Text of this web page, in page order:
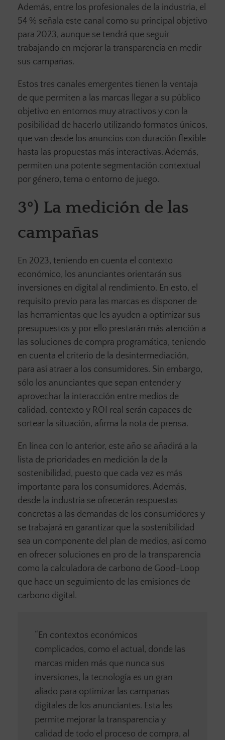
Además, entre los profesionales de la industria, el
54 % señala este canal como su principal objetivo
para 2023, aunque se tendrá que seguir
trabajando en mejorar la transparencia en medir
sus campañas.
Estos tres canales emergentes tienen la ventaja
de que permiten a las marcas llegar a su público
objetivo en entornos muy atractivos y con la
posibilidad de hacerlo utilizando formatos únicos,
que van desde los anuncios con duración flexible
hasta las propuestas más interactivas. Además,
permiten una potente segmentación contextual
por género, tema o entorno de juego.
3º) La medición de las
campañas
En 2023, teniendo en cuenta el contexto
económico, los anunciantes orientarán sus
inversiones en digital al rendimiento. En esto, el
requisito previo para las marcas es disponer de
las herramientas que les ayuden a optimizar sus
presupuestos y por ello prestarán más atención a
las soluciones de compra programática, teniendo
en cuenta el criterio de la desintermediación,
para así atraer a los consumidores. Sin embargo,
sólo los anunciantes que sepan entender y
aprovechar la interacción entre medios de
calidad, contexto y ROI real serán capaces de
sortear la situación, afirma la nota de prensa.
En línea con lo anterior, este año se añadirá a la
lista de prioridades en medición la de la
sostenibilidad, puesto que cada vez es más
importante para los consumidores. Además,
desde la industria se ofrecerán respuestas
concretas a las demandas de los consumidores y
se trabajará en garantizar que la sostenibilidad
sea un componente del plan de medios, así como
en ofrecer soluciones en pro de la transparencia
como la calculadora de carbono de Good-Loop
que hace un seguimiento de las emisiones de
carbono digital.
“En contextos económicos
complicados, como el actual, donde las
marcas miden más que nunca sus
inversiones, la tecnología es un gran
aliado para optimizar las campañas
digitales de los anunciantes. Esta les
permite mejorar la transparencia y
calidad de todo el proceso de compra, al